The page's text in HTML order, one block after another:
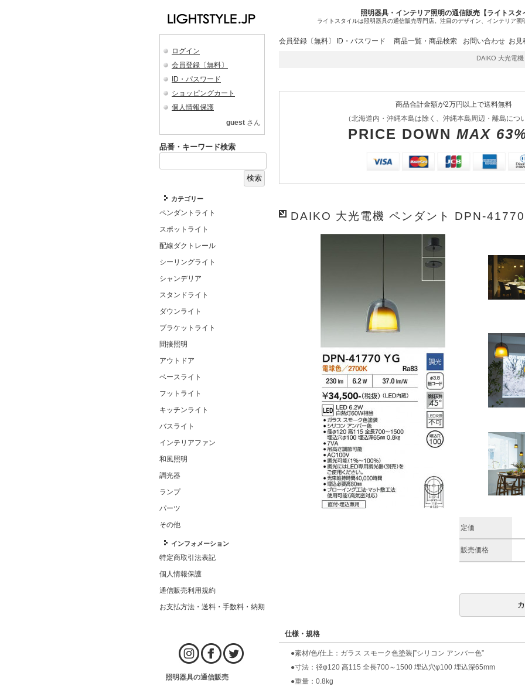
照明器具・インテリア照明の通信販売【ライトスタ
ライトスタイルは照明器具の通信販売専門店。注目のデザイン、インテリア照
ログイン
会員登録〔無料〕
ID・パスワード
ショッピングカート
個人情報保護
guest さん
品番・キーワード検索
カテゴリー
ペンダントライト
スポットライト
配線ダクトレール
シーリングライト
シャンデリア
スタンドライト
ダウンライト
ブラケットライト
間接照明
アウトドア
ベースライト
フットライト
キッチンライト
バスライト
インテリアファン
和風照明
調光器
ランプ
パーツ
その他
インフォメーション
特定商取引法表記
個人情報保護
通信販売利用規約
お支払方法・送料・手数料・納期
照明器具の通信販売
会員登録〔無料〕 ID・パスワード 商品一覧・商品検索 お問い合わせ お見
DAIKO 大光電機 ペ
商品合計金額が2万円以上で送料無料
（北海道内・沖縄本島は除く、沖縄本島周辺・離島につ
PRICE DOWN MAX
DAIKO 大光電機 ペンダント DPN-
定価
販売価格
仕様・規格
●素材/色/仕上：ガラス スモーク色塗装|”シリコン アンバー色”
●寸法：径φ120 高115 全長700～1500 埋込穴φ100 埋込深65mm
●重量：0.8kg